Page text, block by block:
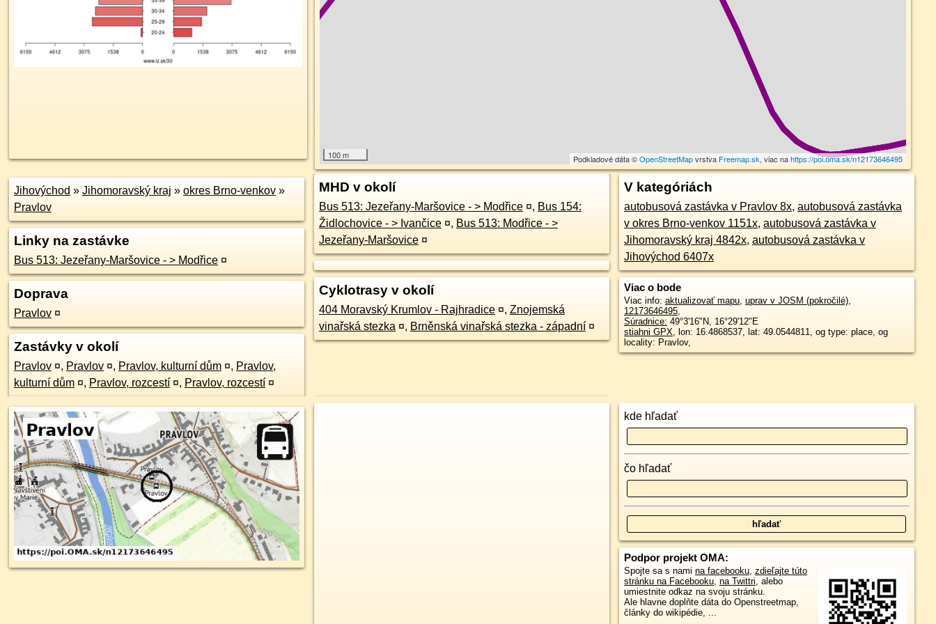
100 m Podkladové dáta ©OpenStreetMapvrstva Freemap.sk, viac nahttps://poi.oma.sk/n12173646495
Jihovýchod » Jihomoravský kraj » okres Brno-venkov »
Pravlov
Linky na zastávke
Bus 513: Jezeřany-Maršovice - > Modřice ¤
Doprava
Pravlov ¤
Zastávky v okolí
Pravlov ¤, Pravlov ¤, Pravlov, kulturní dům ¤, Pravlov,
kulturní dům ¤, Pravlov, rozcestí ¤, Pravlov, rozcestí ¤
MHD v okolí
Bus 513: Jezeřany-Maršovice - > Modřice ¤, Bus 154:
Židlochovice - > Ivančice ¤, Bus 513: Modřice - >
Jezeřany-Maršovice ¤
Cyklotrasy v okolí
404 Moravský Krumlov - Rajhradice ¤, Znojemská
vinařská stezka ¤, Brněnská vinařská stezka - západní ¤
V kategóriách
autobusová zastávka v Pravlov 8x, autobusová zastávka
v okres Brno-venkov 1151x, autobusová zastávka v
Jihomoravský kraj 4842x, autobusová zastávka v
Jihovýchod 6407x
Viac o bode
Viac info: aktualizovať mapu, uprav v JOSM (pokročilé),
12173646495,
Súradnice: 49°3'16"N, 16°29'12"E
stiahni GPX, lon: 16.4868537, lat: 49.0544811, og type: place, og
locality: Pravlov,
kde hľadať
čo hľadať
Podpor projekt OMA:
Spojte sa s nami na facebooku, zdieľajte túto
stránku na Facebooku, na Twittri, alebo
umiestnite odkaz na svoju stránku.
Ale hlavne doplňte dáta do Openstreetmap,
články do wikipédie, ...